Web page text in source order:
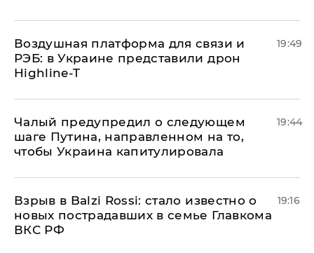
Воздушная платформа для связи и
РЭБ: в Украине представили дрон
Highline-T
19:49
Чалый предупредил о следующем
шаге Путина, направленном на то,
чтобы Украина капитулировала
19:44
Взрыв в Balzi Rossi: стало известно о
новых пострадавших в семье Главкома
ВКС РФ
19:16